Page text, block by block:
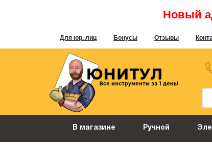
Новый
Для юр. лиц Бонусы Отзывы
В магазине Ручной